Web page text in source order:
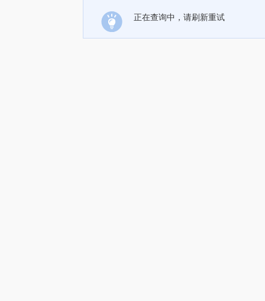
正在查询中，请刷新重试